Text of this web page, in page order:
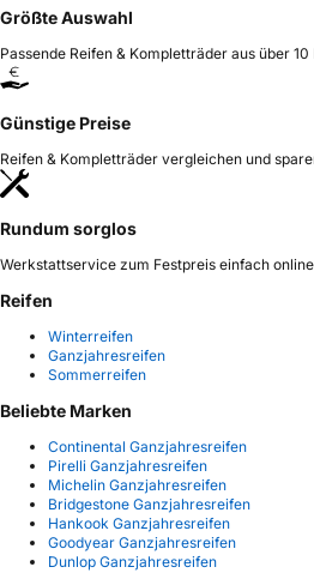
Größte Auswahl
Passende Reifen & Kompletträder aus über
Günstige Preise
Reifen & Kompletträder vergleichen und
Rundum sorglos
Werkstattservice zum Festpreis einfach
Reifen
Winterreifen
Ganzjahresreifen
Sommerreifen
Beliebte Marken
Continental Ganzjahresreifen
Pirelli Ganzjahresreifen
Michelin Ganzjahresreifen
Bridgestone Ganzjahresreifen
Hankook Ganzjahresreifen
Goodyear Ganzjahresreifen
Dunlop Ganzjahresreifen